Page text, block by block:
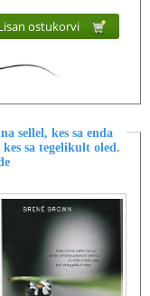
ostukorvi
sellel, kes sa enda
sa tegelikult oled.